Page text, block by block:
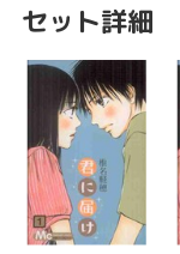
セット詳細